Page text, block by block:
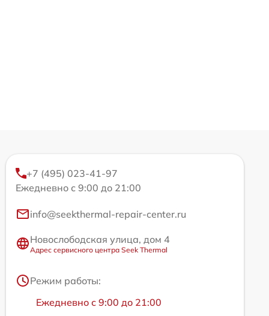
+7 (495) 023-41-97
Ежедневно с 9:00 до 21:00
info@seekthermal-repair-center.ru
Новослободская улица, дом 4
Адрес сервисного центра Seek Thermal
Режим работы:
Ежедневно с 9:00 до 21:00